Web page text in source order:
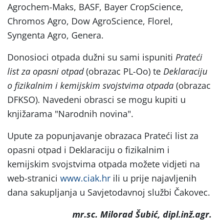
Agrochem-Maks, BASF, Bayer CropScience,
Chromos Agro, Dow AgroScience, Florel,
Syngenta Agro, Genera.
Donosioci otpada dužni su sami ispuniti Prateći
list za opasni otpad(obrazac PL-Oo) te Deklaraciju
o fizikalnim i kemijskim svojstvima otpada (obrazac
DFKSO). Navedeni obrasci se mogu kupiti u
knjižarama "Narodnih novina".
Upute za popunjavanje obrazaca Prateći list za
opasni otpad i Deklaraciju o fizikalnim i
kemijskim svojstvima otpada možete vidjeti na
web-stranici www.ciak.hr ili u prije najavljenih
dana sakupljanja u Savjetodavnoj službi Čakovec.
mr.sc. Milorad Šubić, dipl.inž.agr.